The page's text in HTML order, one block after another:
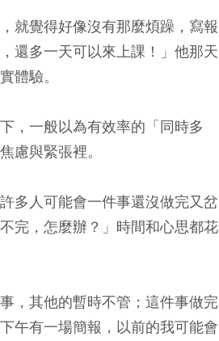
就覺得好像沒有那麼煩躁，寫報
還多一天可以來上課！」他那天
體驗。
，一般以為有效率的「同時多
慮與緊張裡。
多人可能會一件事還沒做完又岔
完，怎麼辦？」時間和心思都花
，其他的暫時不管；這件事做完
午有一場簡報，以前的我可能會